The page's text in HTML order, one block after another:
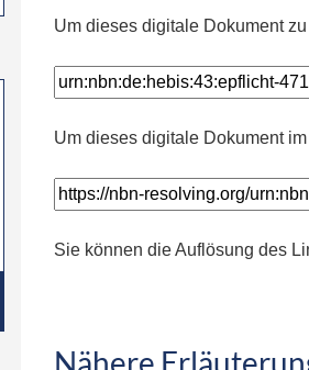
Um dieses digitale Dokument
Um dieses digitale Dokument
Sie können die Auflösung des
Nähere